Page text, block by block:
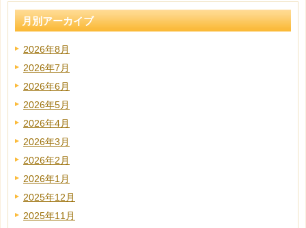
月別アーカイブ
2026年8月
2026年7月
2026年6月
2026年5月
2026年4月
2026年3月
2026年2月
2026年1月
2025年12月
2025年11月